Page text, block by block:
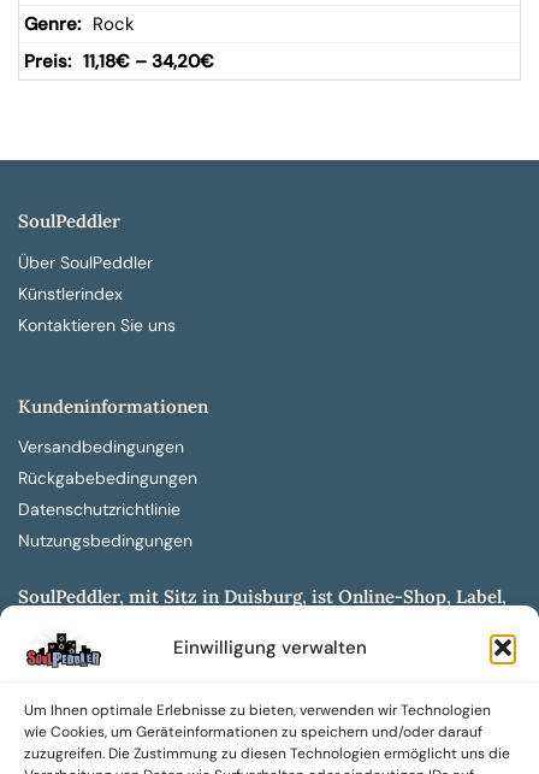
Einwilligung verwalten
Um Ihnen optimale Erlebnisse zu bieten, verwenden wir Technologien
wie Cookies, um Geräteinformationen zu speichern und/oder darauf
zuzugreifen. Die Zustimmung zu diesen Technologien ermöglicht uns die
Rock
11,18€ – 34,20€
SoulPeddler
Über SoulPeddler
Künstlerindex
Kontaktieren Sie uns
Kundeninformationen
Versandbedingungen
Rückgabebedingungen
Datenschutzrichtlinie
Nutzungsbedingungen
SoulPeddler, mit Sitz in Duisburg, ist Online-Shop, Label,
entwickelt aus dem SoulPeddler Vinyl-Presswerk und
Wir bieten eine breite Auswahl an sowohl hochgradig
sammelwürdigen als auch Mainstream-Titeln und -Formaten auf
Vinyl, CD und weiteren Medien.